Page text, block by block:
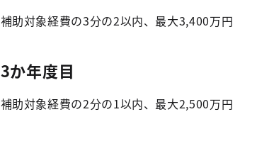
補助対象経費の3分の2以内、最大3,400万円
3か年度目
補助対象経費の2分の1以内、最大2,500万円